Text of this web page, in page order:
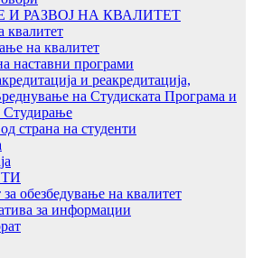
И РАЗВОЈ НА КВАЛИТЕТ
квалитет
на квалитет
наставни програми
и реакредитација,
на Студиската Програма и
Студирање
страна на студенти
обезбедување на квалитет
за информации